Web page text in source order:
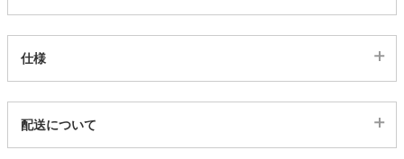
ガーデン
仕様
3103172
配送について